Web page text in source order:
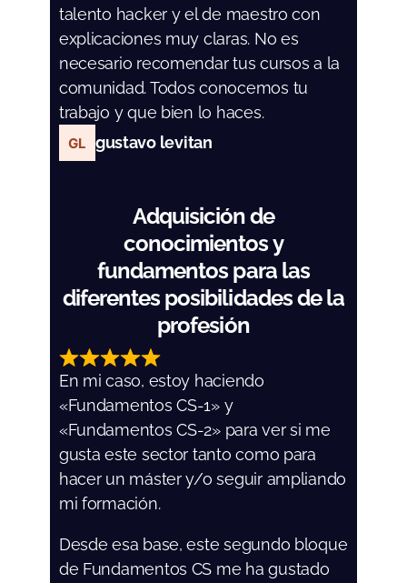
talento hacker y el de maestro con
explicaciones muy claras. No es
necesario recomendar tus cursos a la
comunidad. Todos conocemos tu
trabajo y que bien lo haces.
gustavo levitan
Adquisición de
conocimientos y
fundamentos para las
diferentes posibilidades de la
profesión
En mi caso, estoy haciendo
«Fundamentos CS-1» y
«Fundamentos CS-2» para ver si me
gusta este sector tanto como para
hacer un máster y/o seguir ampliando
mi formación.
Desde esa base, este segundo bloque
de Fundamentos CS me ha gustado